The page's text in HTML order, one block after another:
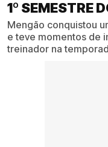
1º SEMESTRE
Mengão conquistou
e teve momentos de
treinador na